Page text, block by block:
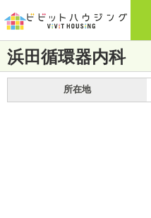
浜田循環器内科
所在地